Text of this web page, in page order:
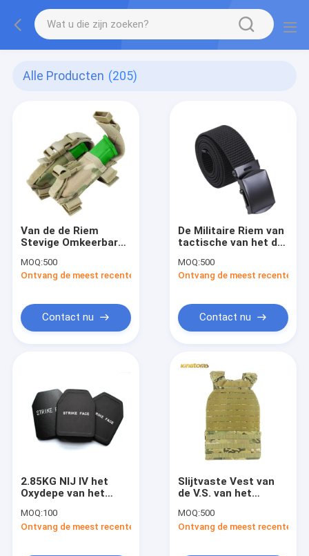
Alle Producten (205)
Van de de Riem
Stevige Omkeerbare
1,5 Duim de Militaire
Gevecht Tactische
MOQ:500
Ontvang de meest recente Prijs
Contact nu
De Militaire Riem van
tactische van het de
Metaal van de
Gevechtssingelband
MOQ:500
Ontvang de meest recente
Contact nu
2.85KG NIJ IV het
Oxydepe van het
Kogelvrije Waterdicht
MOQ:100
Ontvang de meest recente Prijs
Slijtvaste Vest van
de V.S. van het
Tactische Molle
Systeem Militaire
MOQ:500
Ontvang de meest recente